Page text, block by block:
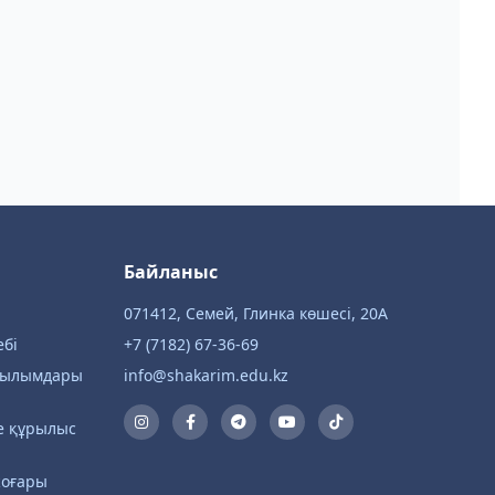
құрылыс
Байланыс
071412, Семей, Глинка көшесі, 20А
+7 (7182) 67-36-69
info@shakarim.edu.kz